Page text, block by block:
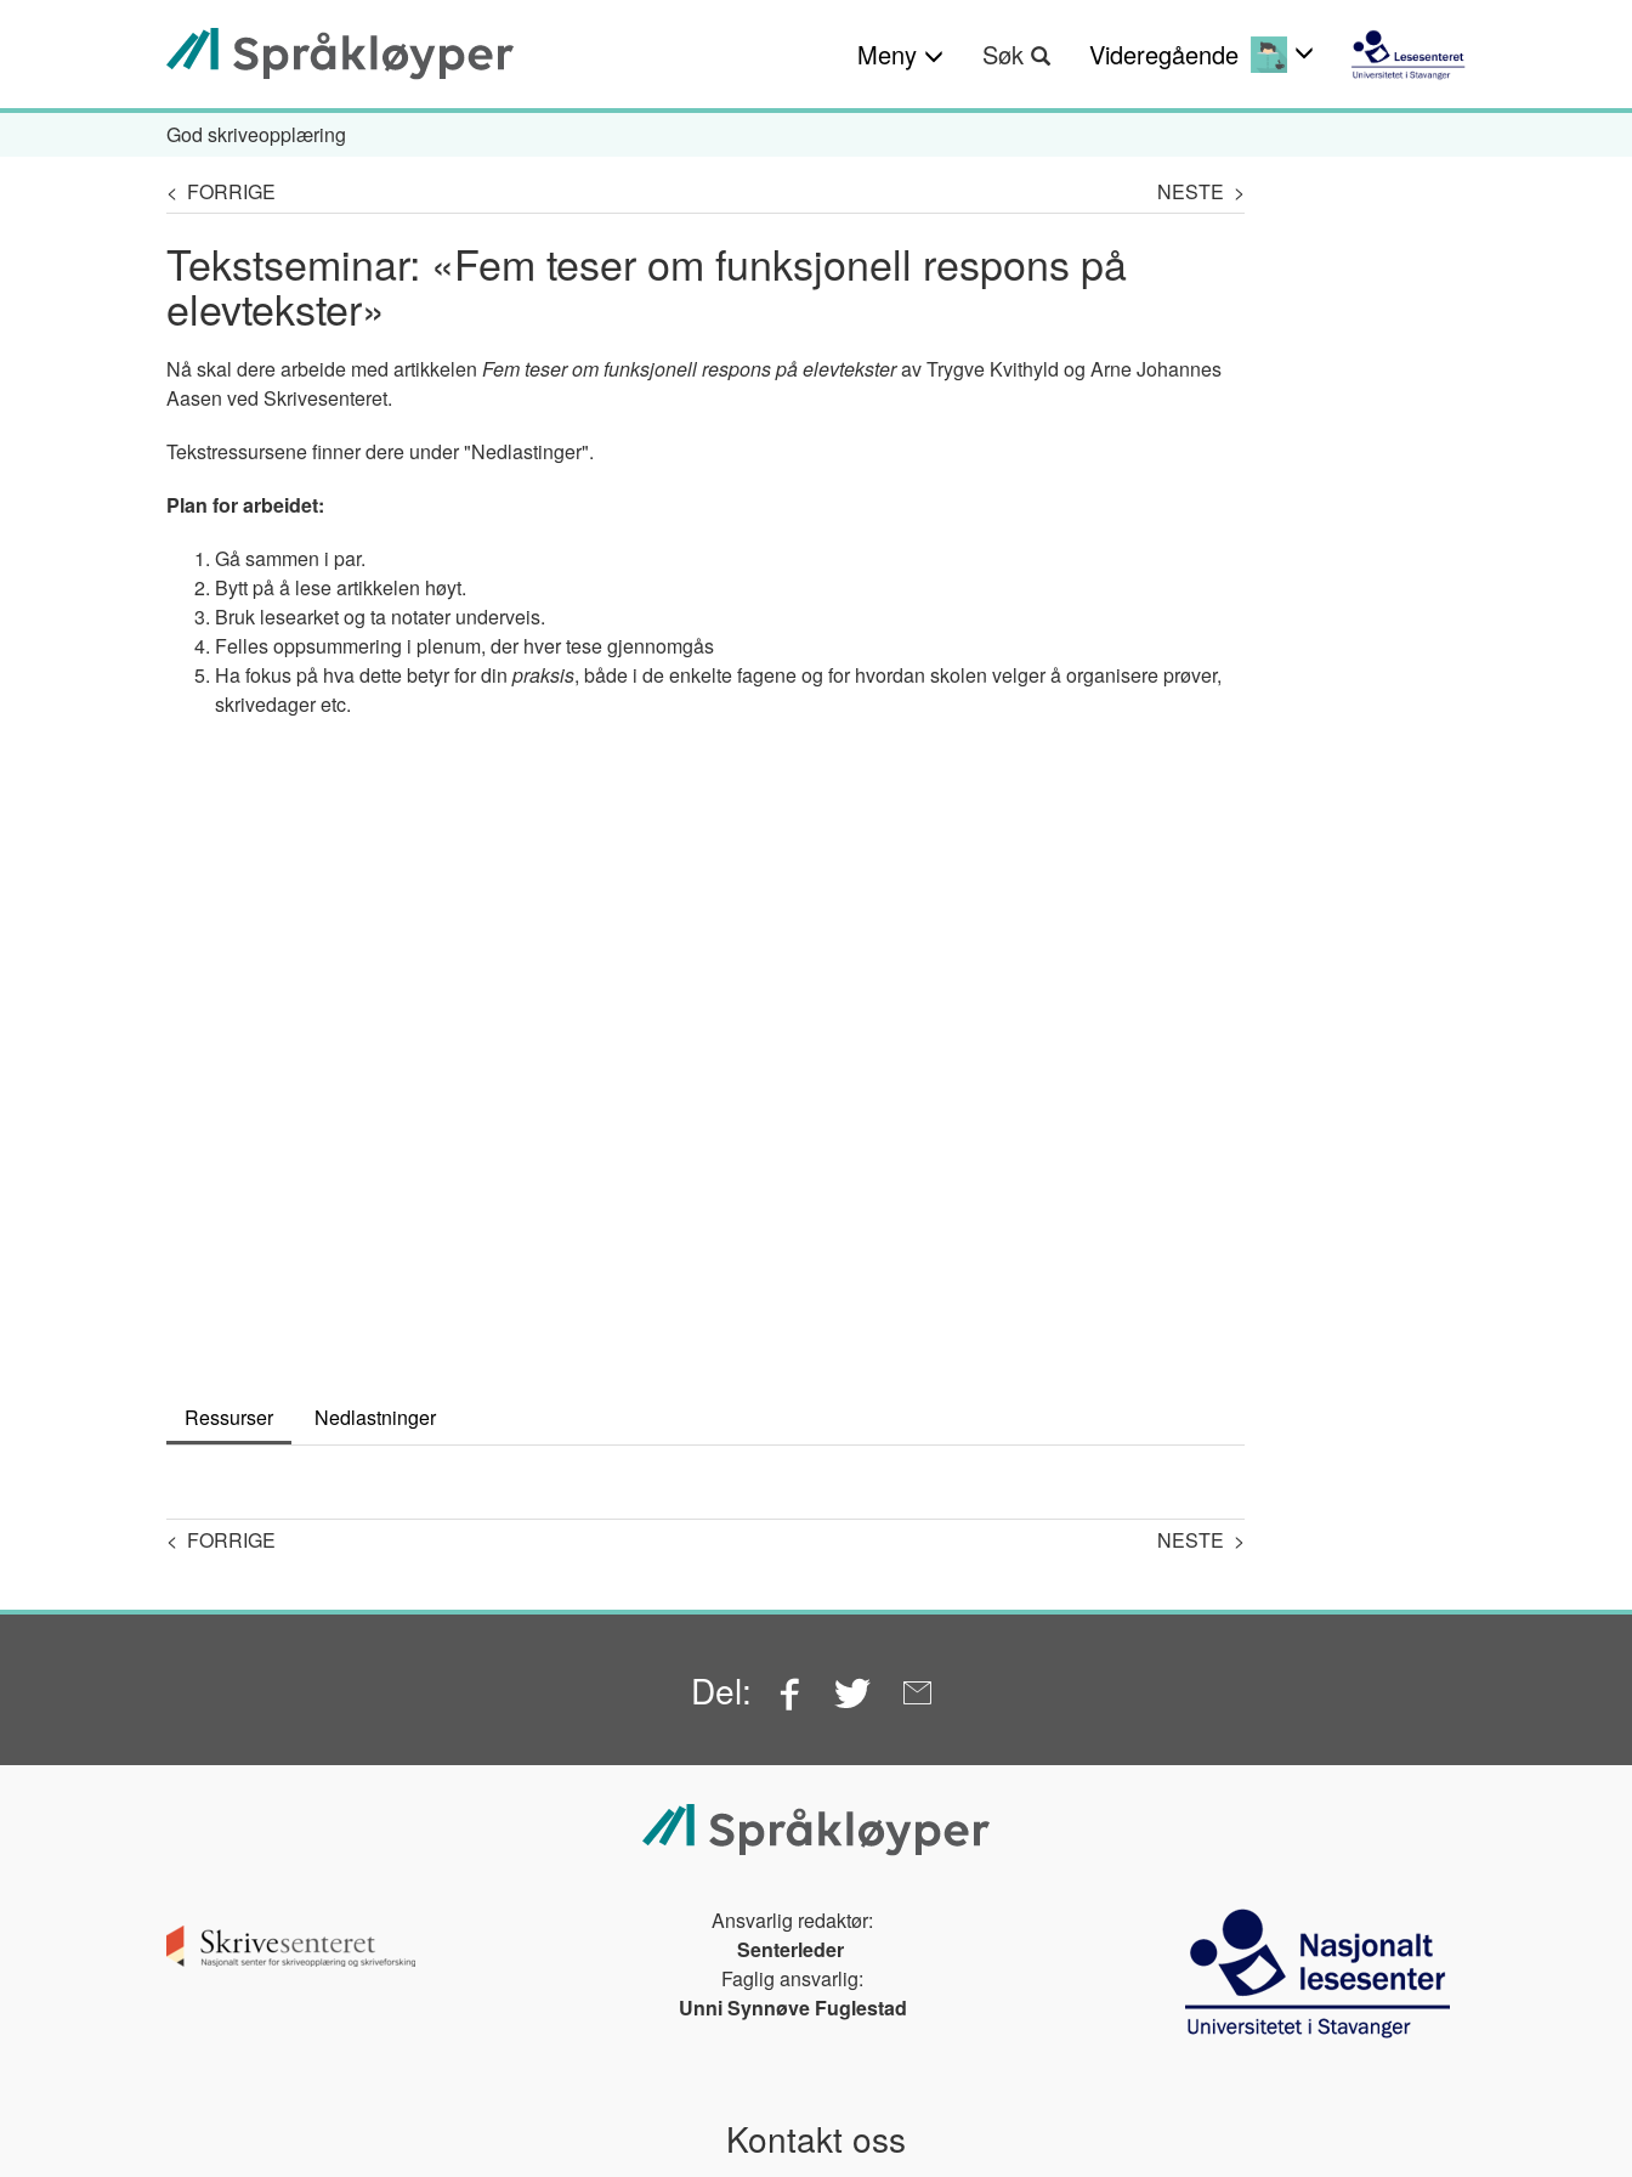
Meny Søk Videregående
Navigasjonssti
God skriveopplæring
< FORRIGE NESTE >
Tekstseminar: «Fem teser om funksjonell respons på
elevtekster»
Nå skal dere arbeide med artikkelen Fem teser om funksjonell respons på elevteksterav Trygve Kvithyld og Arne Johannes
Aasen ved Skrivesenteret.
Tekstressursene finner dere under "Nedlastinger".
Plan for arbeidet:
Gå sammen i par.
Bytt på å lese artikkelen høyt.
Bruk lesearket og ta notater underveis.
Felles oppsummering i plenum, der hver tese gjennomgås
Ha fokus på hva dette betyr for din praksis, både i de enkelte fagene og for hvordan skolen velger å organisere prøver,
skrivedager etc.
Ressurser Nedlastninger
< FORRIGE NESTE >
Del: Facebook
Twitter
Image
Ansvarlig redaktør:
Senterleder
Faglig ansvarlig:
Unni Synnøve Fuglestad
Image
Kontakt oss